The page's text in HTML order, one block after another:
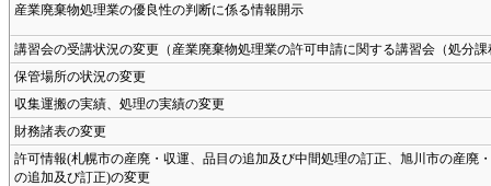
産業廃棄物処理業の優良性の判断に係る情報開示
講習会の受講状況の変更（産業廃棄物処理業の許可申請に関する講習会（処分
保管場所の状況の変更
収集運搬の実績、処理の実績の変更
財務諸表の変更
許可情報(札幌市の産廃・収運、品目の追加及び中間処理の訂正、旭川市の産廃
の追加及び訂正)の変更